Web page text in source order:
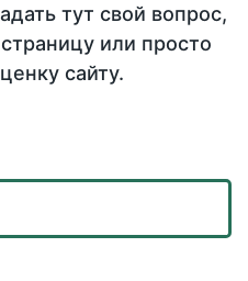
тут свой вопрос,
или просто
сайту.